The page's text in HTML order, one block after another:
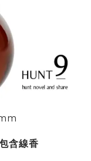
含線香